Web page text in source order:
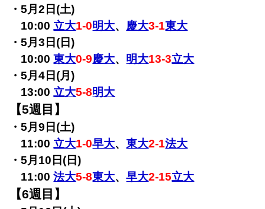
・5月2日(土)
10:00 立大1-0明大、 慶大3-1東大
・5月3日(日)
10:00東大0-9慶大、 明大13-3立大
・5月4日(月)
13:00 立大5-8明大
【5週目】
・5月9日(土)
11:00 立大1-0早大、東大2-1法大
・5月10日(日)
11:00法大5-8東大、早大2-15立大
【6週目】